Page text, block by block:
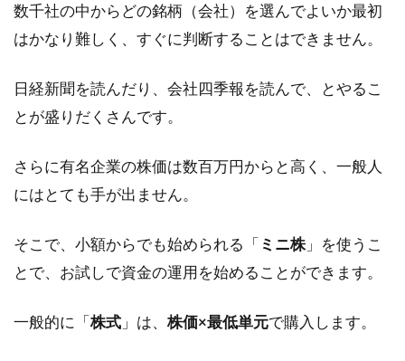
数千社の中からどの銘柄（会社）を選んでよいか最初
はかなり難しく、すぐに判断することはできません。
日経新聞を読んだり、会社四季報を読んで、とやるこ
とが盛りだくさんです。
さらに有名企業の株価は数百万円からと高く、一般人
にはとても手が出ません。
そこで、小額からでも始められる「 ミニ株 」を使うこ
とで、お試しで資金の運用を始めることができます。
一般的に「株式 」は、 株価×最低単元で購入します。